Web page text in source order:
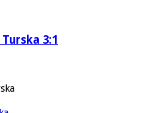
3:1